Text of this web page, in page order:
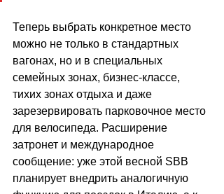
Теперь выбрать конкретное место
можно не только в стандартных
вагонах, но и в специальных
семейных зонах, бизнес-классе,
тихих зонах отдыха и даже
зарезервировать парковочное место
для велосипеда. Расширение
затронет и международное
сообщение: уже этой весной SBB
планирует внедрить аналогичную